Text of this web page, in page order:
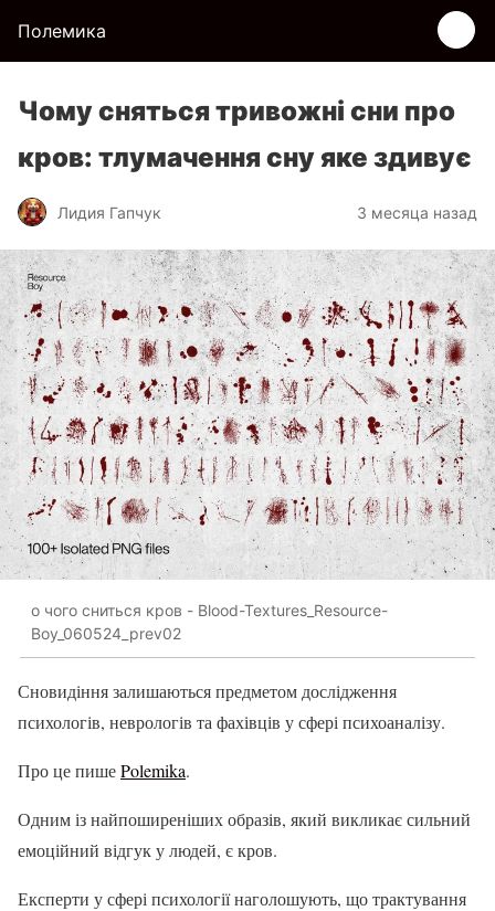
Полемика
Чому сняться тривожні сни про
кров: тлумачення сну яке здивує
Лидия Гапчук 3 месяца назад
о чого сниться кров - Blood-Textures_Resource-
Boy_060524_prev02
Сновидіння залишаються предметом дослідження
психологів, неврологів та фахівців у сфері психоаналізу.
Про це пишеPolemika.
Одним із найпоширеніших образів, який викликає сильний
емоційний відгук у людей, є кров.
Експерти у сфері психології наголошують, що трактування